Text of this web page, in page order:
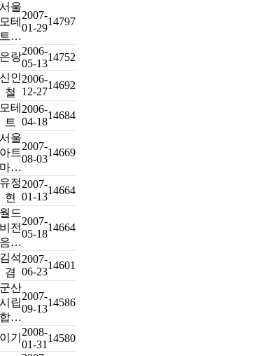
서울
모테
트…
2007-
01-29
14797
은랑2006-
05-13
14752
신인
철
2006-
12-27
14692
모테
트
2006-
04-18
14684
서울
아트
마…
2007-
08-03
14669
유정
현
2007-
01-13
14664
월드
비전
음…
2007-
05-18
14664
김석
겸
2007-
06-23
14601
군산
시립
합…
2007-
09-13
14586
이기 2008-
01-31
14580